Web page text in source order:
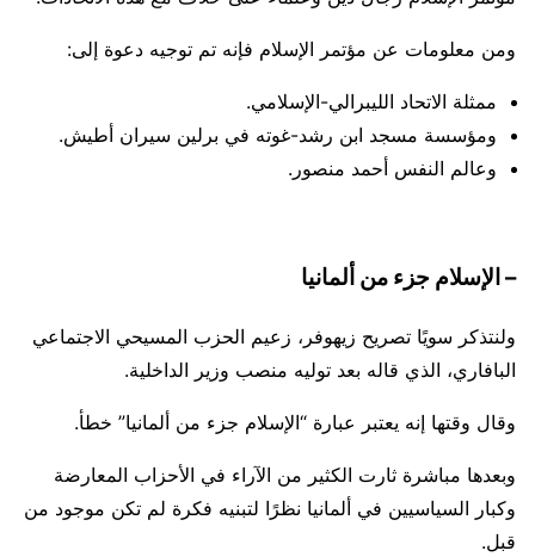
ومن معلومات عن مؤتمر الإسلام فإنه تم توجيه دعوة إلى:
ممثلة الاتحاد الليبرالي-الإسلامي.
ومؤسسة مسجد ابن رشد-غوته في برلين سيران أطيش.
وعالم النفس أحمد منصور.
– الإسلام جزء من ألمانيا
ولنتذكر سويًا تصريح زيهوفر، زعيم الحزب المسيحي الاجتماعي
البافاري، الذي قاله بعد توليه منصب وزير الداخلية.
وقال وقتها إنه يعتبر عبارة “الإسلام جزء من ألمانيا” خطأ.
وبعدها مباشرة ثارت الكثير من الآراء في الأحزاب المعارضة
وكبار السياسيين في ألمانيا نظرًا لتبنيه فكرة لم تكن موجود من
قبل.